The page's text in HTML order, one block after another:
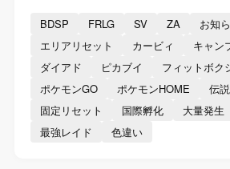
BDSP FRLG SV ZA
お知
エリアリセット
カービィ
キャン
ダイアド
ピカブイ フィットボク
ポケモンGO
ポケモンHOME 伝
固定リセット
国際孵化 大量発生
最強レイド
色違い